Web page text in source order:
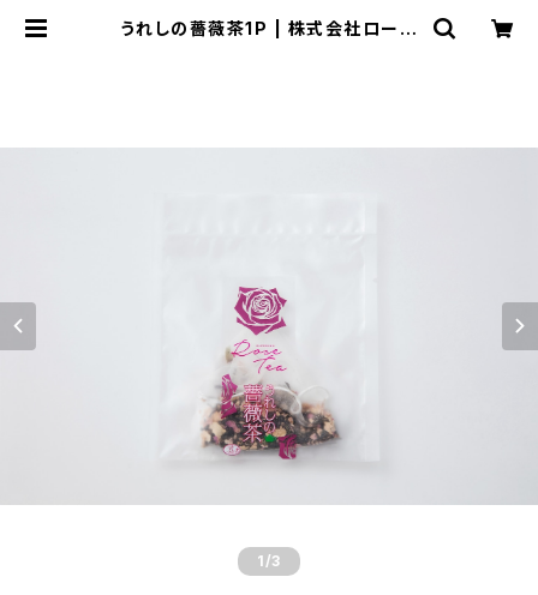
うれしの薔薇茶1P | 株式会社ローズ
1 /3